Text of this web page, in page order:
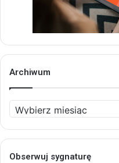
Archiwum
Archiwum
Obserwuj sygnaturę